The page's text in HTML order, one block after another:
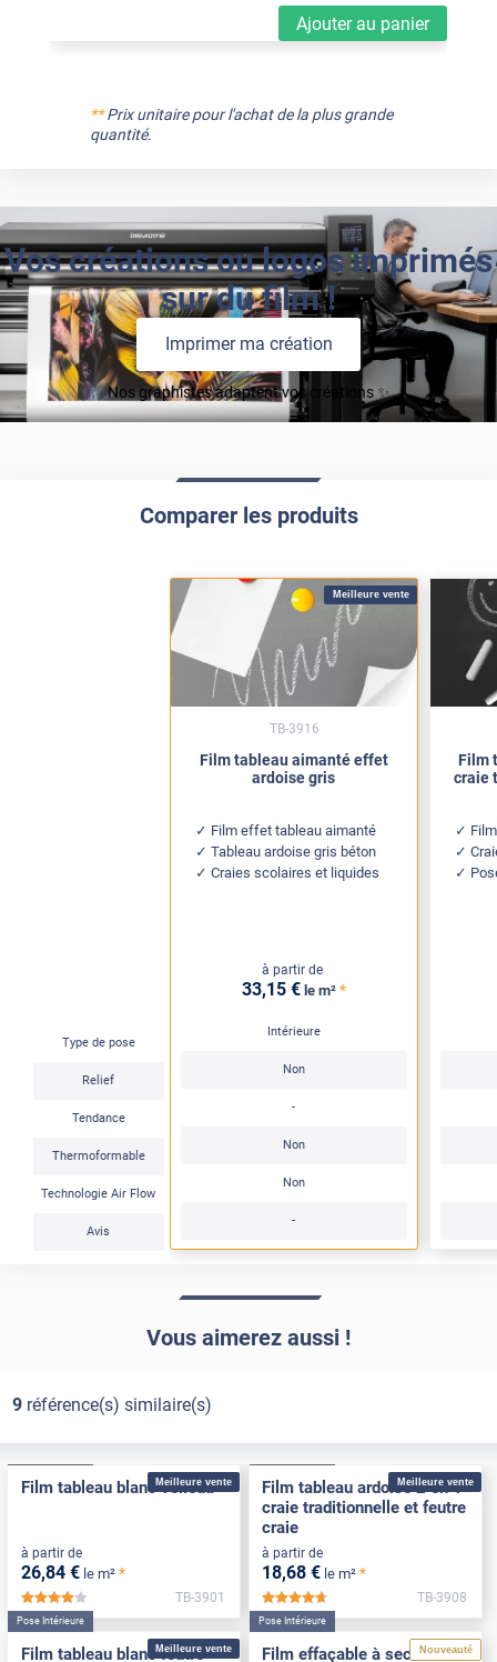
Ajouter au panier
**Prix unitaire pour l'achat de la plus grande
quantité.
Vos créations ou logos imprimés
sur du film !
Imprimer ma création
Nos graphistes adaptent vos créations ✨
Comparer les produits
Type de pose
Relief
Tendance
Thermoformable
Technologie Air Flow
Avis
Meilleure vente
Film tableau aimanté effet
ardoise gris
Film effet tableau aimanté
Tableau ardoise gris béton
Craies scolaires et liquides
à partir de
33,15 € le m² *
Intérieure
Non
-
Non
Non
-
TB-3916
Film
craie
Vous aimerez aussi !
9référence(s) similaire(s)
Meilleure vente
Film tableau blanc velleda
à partir de
26,84 € le m² *
*****
TB-3901
Meilleure vente
Film tableau ardoise 2 en 1
craie traditionnelle et feutre
craie
à partir de
18,68 € le m² *
*****
TB-3908
Meilleure vente
Pose Intérieure
Film tableau blanc feutre Nouveauté
Pose Intérieure
Film effaçable à sec